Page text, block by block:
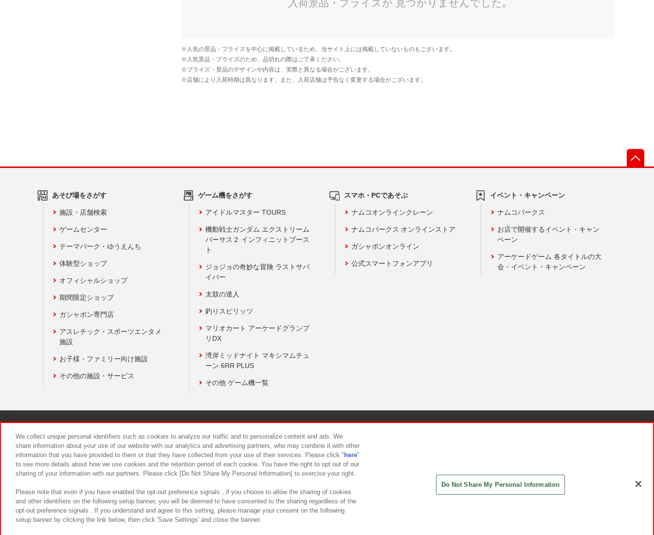
あそび場をさがす
施設・店舗検索
ゲームセンター
テーマパーク・ゆうえんち
体験型ショップ
オフィシャルショップ
期間限定ショップ
ガシャポン専門店
アスレチック・スポーツエンタメ
施設
お子様・ファミリー向け施設
その他の施設・サービス
ゲーム機をさがす
アイドルマスター TOURS
機動戦士ガンダム エクストリーム
バーサス２ インフィニットブース
ト
ジョジョの奇妙な冒険 ラストサバ
イバー
太鼓の達人
釣りスピリッツ
マリオカート アーケードグランプ
リDX
湾岸ミッドナイト マキシマムチュ
ーン 6RR PLUS
その他 ゲーム機一覧
スマホ・PCであそぶ
ナムコオンラインクレーン
ナムコパークス オンラインストア
ガシャポンオンライン
公式スマートフォンアプリ
イベント・キャンペーン
ナムコパークス
お店で開催するイベント・キャン
ペーン
アーケードゲーム 各タイトルの大
会・イベント・キャンペーン
食品のご提供について カスタマーハラスメント対応方針
We collect unique personal identifiers such as cookies to analyze our traffic and to personalize content and ads. We
share information about your use of our website with our analytics and advertising partners, who may combine it with other
information that you have provided to them or that they have collected from your use of their services. Please click " here"
to see more details about how we use cookies and the retention period of each cookie. You have the right to opt out of our
sharing of your information with our partners. Please click [Do Not Share My Personal Information] to exercise your right.
Please note that even if you have enabled the opt-out preference signals , if you choose to allow the sharing of cookies
and other identifiers on the following setup banner, you will be deemed to have consented to the sharing regardless of the
opt-out preference signals . If you understand and agree to this setting, please manage your consent on the following
setup banner by clicking the link below, then click 'Save Settings' and close the banner.
Do Not Share My Personal Information